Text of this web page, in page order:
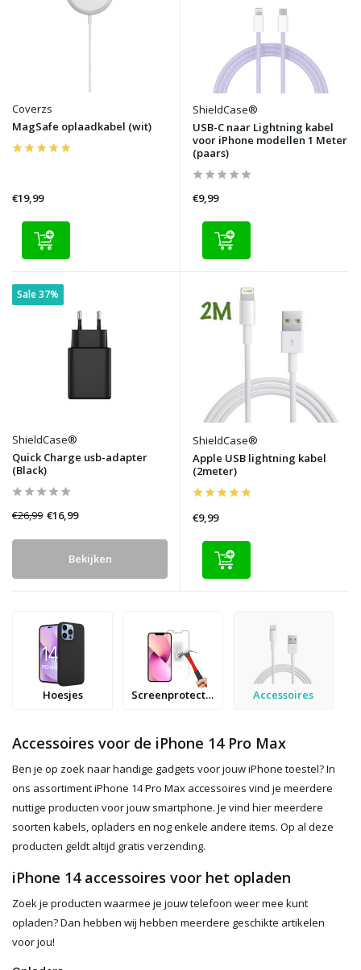
Coverzs
MagSafe oplaadkabel (wit)
€19,99
ShieldCase®
USB-C naar Lightning kabel
voor iPhone modellen 1 Meter
(paars)
€9,99
Sale 37%
ShieldCase®
Quick Charge usb-adapter
(Black)
€26,99 €16,99
Bekijken
ShieldCase®
Apple USB lightning kabel
(2meter)
€9,99
Hoesjes Screenprotectors Accessoires
Accessoires voor de iPhone 14 Pro Max
Ben je op zoek naar handige gadgets voor jouw iPhone toestel? In
ons assortiment iPhone 14 Pro Max accessoires vind je meerdere
nuttige producten voor jouw smartphone. Je vind hier meerdere
soorten kabels, opladers en nog enkele andere items. Op al deze
producten geldt altijd gratis verzending.
iPhone 14 accessoires voor het opladen
Zoek je producten waarmee je jouw telefoon weer mee kunt
opladen? Dan hebben wij hebben meerdere geschikte artikelen
voor jou!